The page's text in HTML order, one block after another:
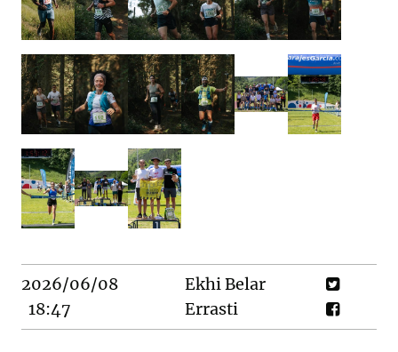
2026/06/08
18:47
Ekhi Belar
Errasti